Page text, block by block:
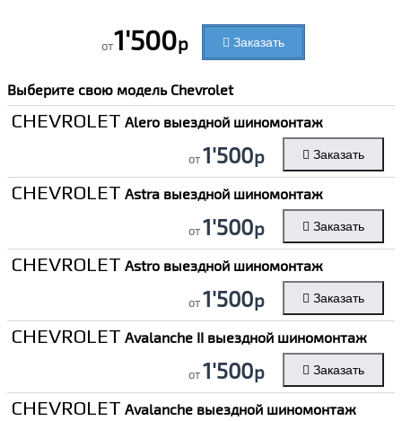
от1'500р Заказать
Выберите свою модель Chevrolet
CHEVROLET Alero выездной шиномонтаж
от1'500р Заказать
CHEVROLET Astra выездной шиномонтаж
от1'500р Заказать
CHEVROLET Astro выездной шиномонтаж
от1'500р Заказать
CHEVROLET Avalanche II выездной шиномонтаж
от1'500р Заказать
CHEVROLET Avalanche выездной шиномонтаж